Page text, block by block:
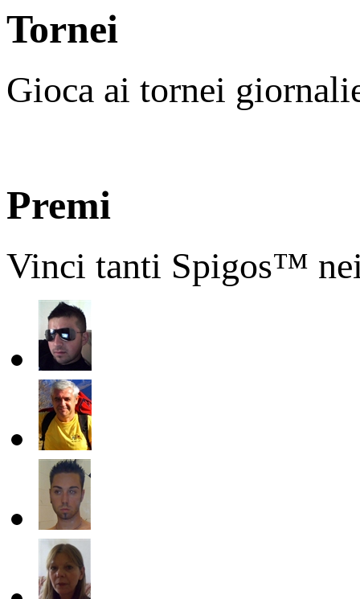
Tornei
Gioca ai tornei
Premi
Vinci tanti Spigos™